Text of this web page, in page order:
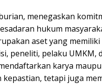
menegaskan
hukum
aset yang
peneliti, pelaku UMKM,
karya
tetapi juga